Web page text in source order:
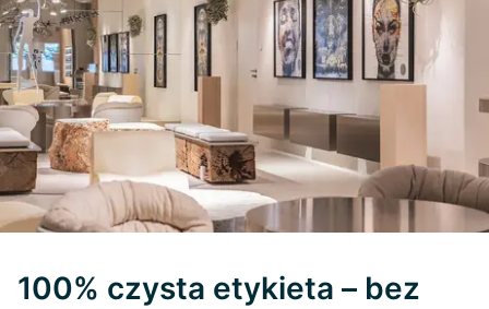
100% czysta etykieta – bez